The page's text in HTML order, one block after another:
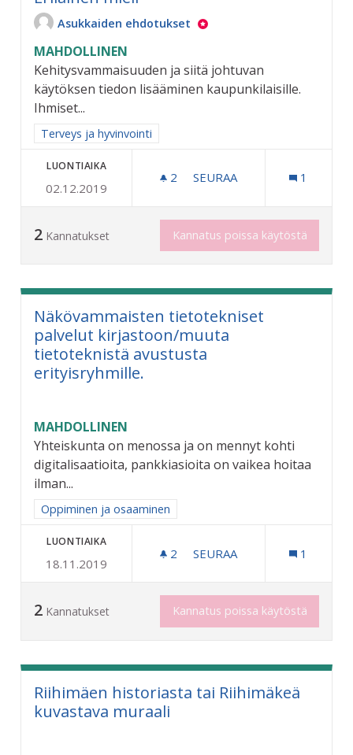
Asukkaiden ehdotukset
MAHDOLLINEN
Kehitysvammaisuuden ja siitä johtuvan
käytöksen tiedon lisääminen kaupunkilaisille.
Ihmiset...
Rajaa tulokset aihepiirin mukaan: Terveys ja hyvinvointi
Terveys ja hyvinvointi
LUONTIAIKA
02.12.2019
2 2 SEURAAJAA
SEURAA 1
2 Kannatukset Kannatus poissa käytöstä
Näkövammaisten tietotekniset
palvelut kirjastoon/muuta
tietoteknistä avustusta
erityisryhmille.
MAHDOLLINEN
Yhteiskunta on menossa ja on mennyt kohti
digitalisaatioita, pankkiasioita on vaikea hoitaa
ilman...
Rajaa tulokset aihepiirin mukaan: Oppiminen ja osaaminen
Oppiminen ja osaaminen
LUONTIAIKA
18.11.2019
2 2 SEURAAJAA
SEURAA 1
2 Kannatukset Kannatus poissa käytöstä
Riihimäen historiasta tai Riihimäkeä
kuvastava muraali